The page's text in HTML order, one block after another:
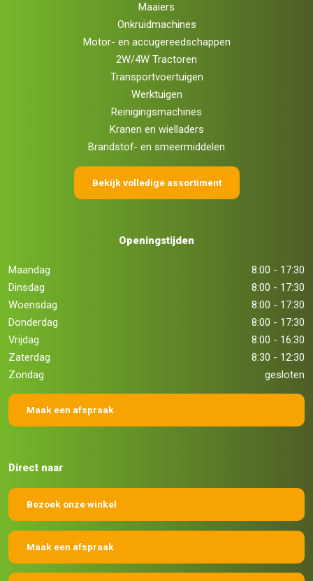
Maaiers
Onkruidmachines
Motor- en accugereedschappen
2W/4W Tractoren
Transportvoertuigen
Werktuigen
Reinigingsmachines
Kranen en wielladers
Brandstof- en smeermiddelen
Bekijk volledige assortiment
Openingstijden
Maandag
8:00 - 17:30
Dinsdag
8:00 - 17:30
Woensdag
8:00 - 17:30
Donderdag
8:00 - 17:30
Vrijdag
8:00 - 16:30
Zaterdag
8:30 - 12:30
Zondag
gesloten
Maak een afspraak
Direct naar
Bezoek onze winkel
Maak een afspraak